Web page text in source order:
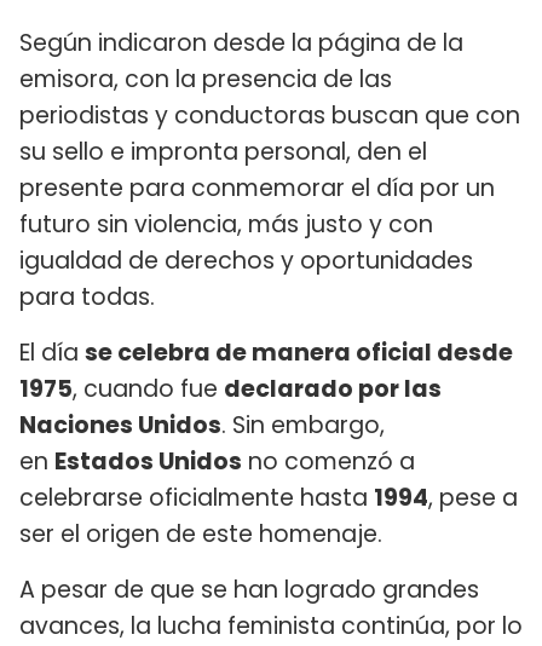
Según indicaron desde la página de la
emisora, con la presencia de las
periodistas y conductoras buscan que con
su sello e impronta personal, den el
presente para conmemorar el día por un
futuro sin violencia, más justo y con
igualdad de derechos y oportunidades
para todas.
El día se celebra de manera oficial desde
1975, cuando fue declarado por las
Naciones Unidos. Sin embargo,
en Estados Unidos no comenzó a
celebrarse oficialmente hasta 1994, pese a
ser el origen de este homenaje.
A pesar de que se han logrado grandes
avances, la lucha feminista continúa, por lo